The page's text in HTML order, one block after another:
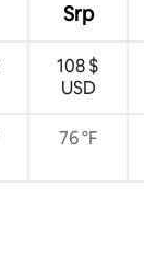
Srp
108 $
USD
76 °F